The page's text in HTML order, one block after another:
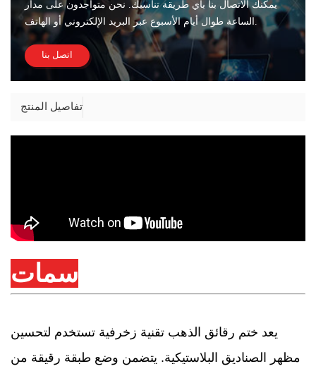
يمكنك الاتصال بنا بأي طريقة تناسبك. نحن متواجدون على مدار
اتصل بنا
تفاصيل المنتج
سمات
يعد ختم رقائق الذهب تقنية زخرفية تستخدم لتحسين
مظهر الصناديق البلاستيكية. يتضمن وضع طبقة رقيقة من